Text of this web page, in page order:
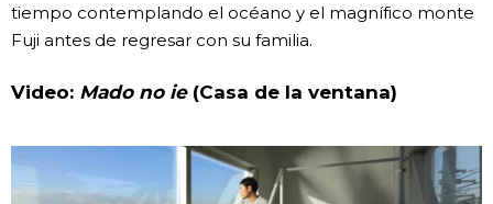
tiempo contemplando el océano y el magnífico monte
Fuji antes de regresar con su familia.
Video: Mado no ie(Casa de la ventana)